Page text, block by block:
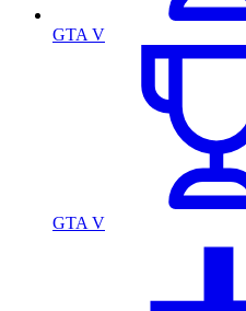
GTA V
GTA V